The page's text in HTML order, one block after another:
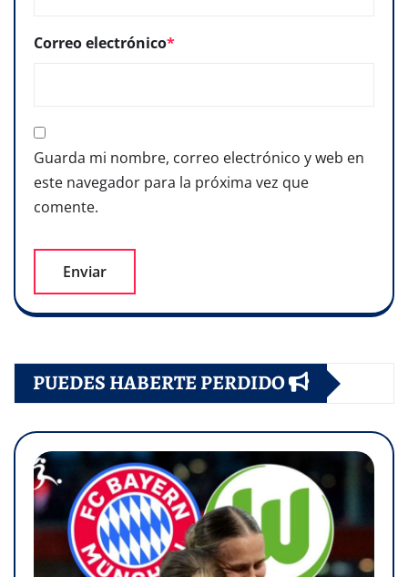
Correo electrónico*
Guarda mi nombre, correo electrónico y web en
este navegador para la próxima vez que
comente.
PUEDES HABERTE PERDIDO